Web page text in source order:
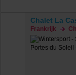
Chalet La
Frankrijk